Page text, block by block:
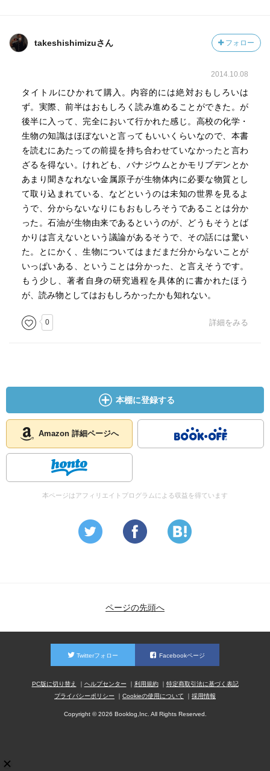
takeshishimizuさん フォロー
2014.10.08
タイトルにひかれて購入。内容的には絶対おもしろいは
ず。実際、前半はおもしろく読み進めることができた。が
後半に入って、完全において行かれた感じ。高校の化学・
生物の知識はほぼないと言ってもいいくらいなので、本書
を読むにあたっての前提を持ち合わせていなかったと言わ
ざるを得ない。けれども、バナジウムとかモリブデンとか
あまり聞きなれない金属原子が生物体内に必要な物質とし
て取り込まれている、などというのは未知の世界を見るよ
うで、分からないなりにもおもしろそうであることは分か
った。石油が生物由来であるというのが、どうもそうとば
かりは言えないという議論があるそうで、その話には驚い
た。とにかく、生物についてはまだまだ分からないことが
いっぱいある、ということは分かった、と言えそうです。
もう少し、著者自身の研究過程を具体的に書かれたほう
が、読み物としてはおもしろかったかも知れない。
0 詳細をみる
本棚に登録する
Amazon 詳細ページへ
本ページはアフィリエイトプログラムによる収益を得ています
ページの先頭へ
Twitterフォロー Facebookページ
PC版に切り替え ヘルプセンター 利用規約
特定商取引法に基づく表記
プライバシーポリシー
Cookieの使用について 採用情報
Copyright © 2026 Booklog,Inc. All Rights Reserved.